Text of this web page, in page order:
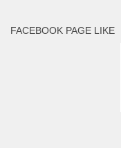
FACEBOOK PAGE LIKE